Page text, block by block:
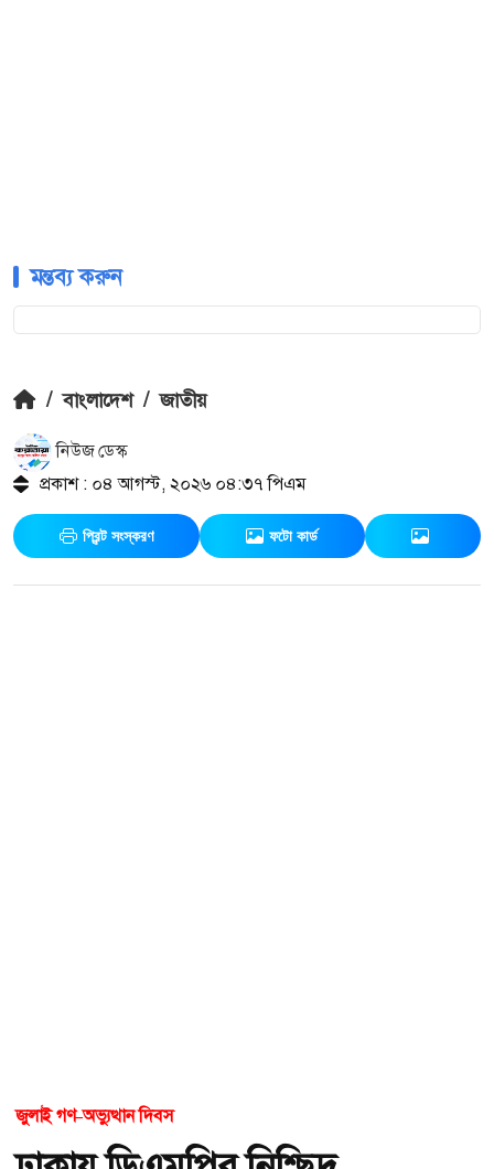
মন্তব্য করুন
/ বাংলাদেশ / জাতীয়
নিউজ ডেস্ক
প্রকাশ : ০৪ আগস্ট, ২০২৬ ০৪:৩৭ পিএম
প্রিন্ট সংস্করণ ফটো কার্ড
জুলাই গণ–অভ্যুত্থান দিবস